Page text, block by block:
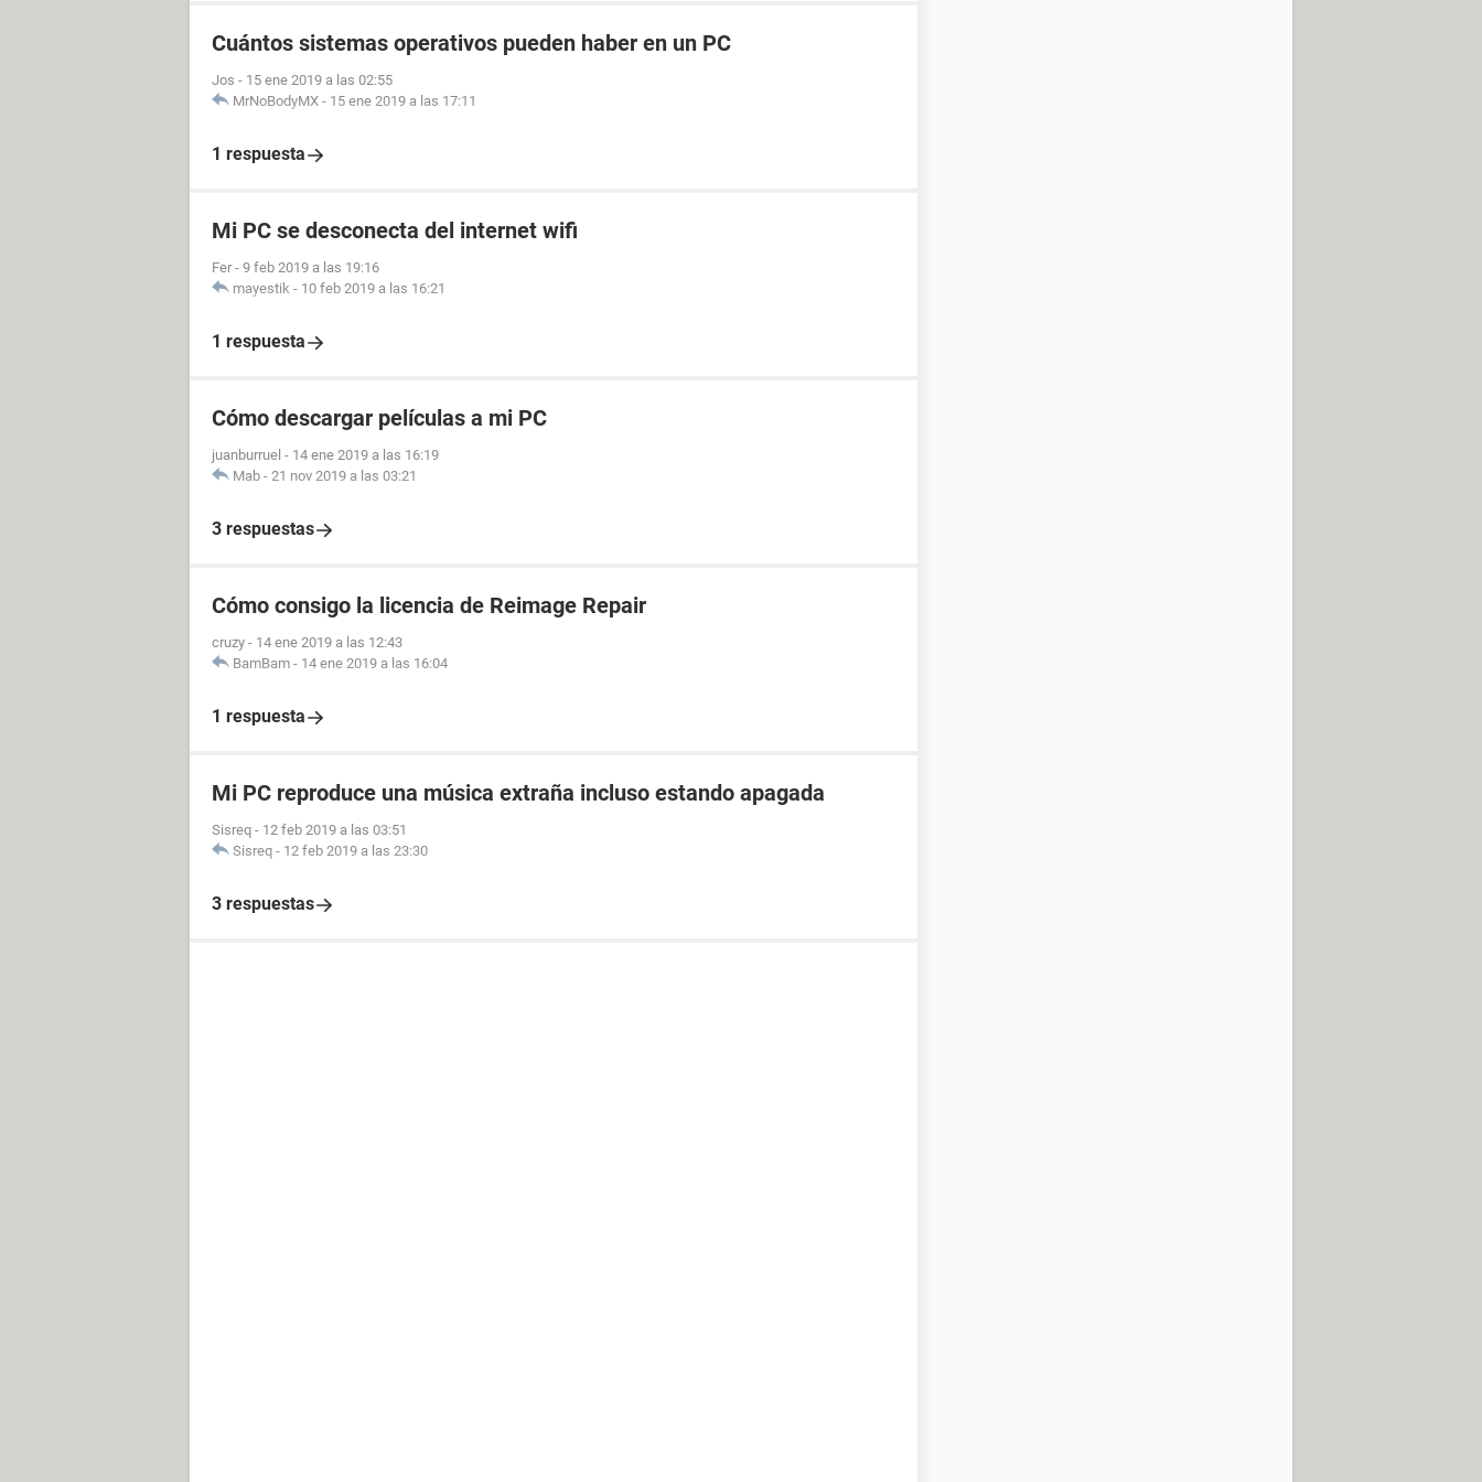
Cuántos sistemas operativos pueden haber en un PC
Jos - 15 ene 2019 a las 02:55
MrNoBodyMX - 15 ene 2019 a las 17:11
1 respuesta
Mi PC se desconecta del internet wifi
Fer - 9 feb 2019 a las 19:16
mayestik - 10 feb 2019 a las 16:21
1 respuesta
Cómo descargar películas a mi PC
juanburruel - 14 ene 2019 a las 16:19
Mab - 21 nov 2019 a las 03:21
3 respuestas
Cómo consigo la licencia de Reimage Repair
cruzy - 14 ene 2019 a las 12:43
BamBam - 14 ene 2019 a las 16:04
1 respuesta
Mi PC reproduce una música extraña incluso estando apagada
Sisreq - 12 feb 2019 a las 03:51
Sisreq - 12 feb 2019 a las 23:30
3 respuestas